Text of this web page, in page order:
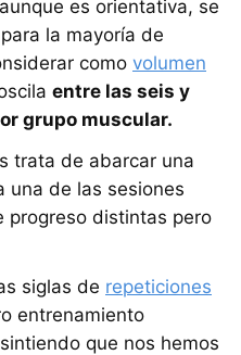
es orientativa, se
la mayoría de
como volumen
entre las seis y
grupo muscular.
trata de abarcar una
una de las sesiones
progreso distintas pero
siglas de repeticiones
entrenamiento
que nos hemos